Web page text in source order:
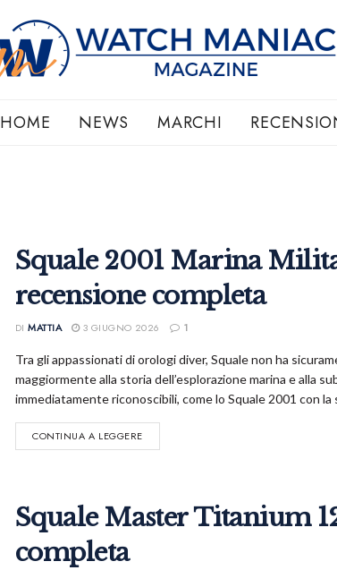
HOME NEWS MARCHI
Squale 2001 Marina
recensione completa
DI MATTIA 3 GIUGNO 2026 1
Tra gli appassionati di orologi diver, Squale non ha
maggiormente alla storia dell’esplorazione marina e alla
immediatamente riconoscibili, come lo Squale 2001 con la
CONTINUA A LEGGERE
Squale Master Titanium
completa